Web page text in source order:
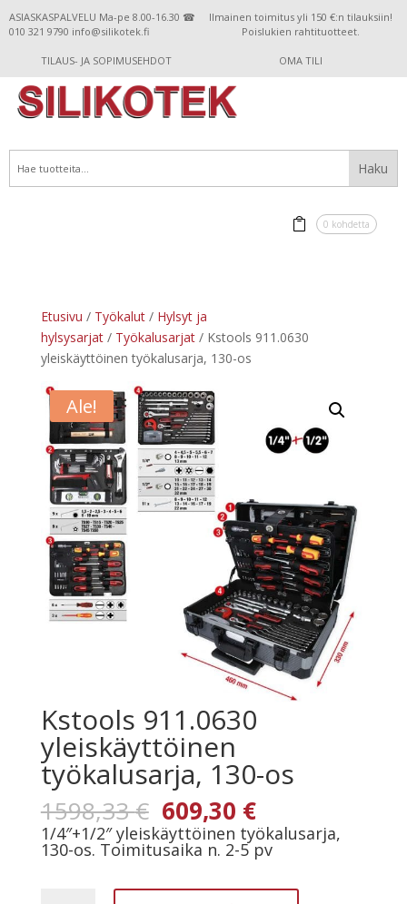
ASIASKASPALVELU Ma-pe 8.00-16.30 ☎
010 321 9790 info@silikotek.fi
Ilmainen toimitus yli 150 €:n tilauksiin!
Poislukien rahtituotteet.
TILAUS- JA SOPIMUSEHDOT OMA TILI
0 kohdetta
Etusivu / Työkalut/ Hylsyt ja
hylsysarjat/ Työkalusarjat/ Kstools 911.0630
yleiskäyttöinen työkalusarja, 130-os
Ale!
Kstools 911.0630
yleiskäyttöinen
työkalusarja, 130-os
1598,33€ Alkuperäinen
hinta
oli:
609,30 €Nykyinen
hinta
on:
1/4″+1/2″ yleiskäyttöinen työkalusarja,
130-os. Toimitusaika n. 2-5 pv